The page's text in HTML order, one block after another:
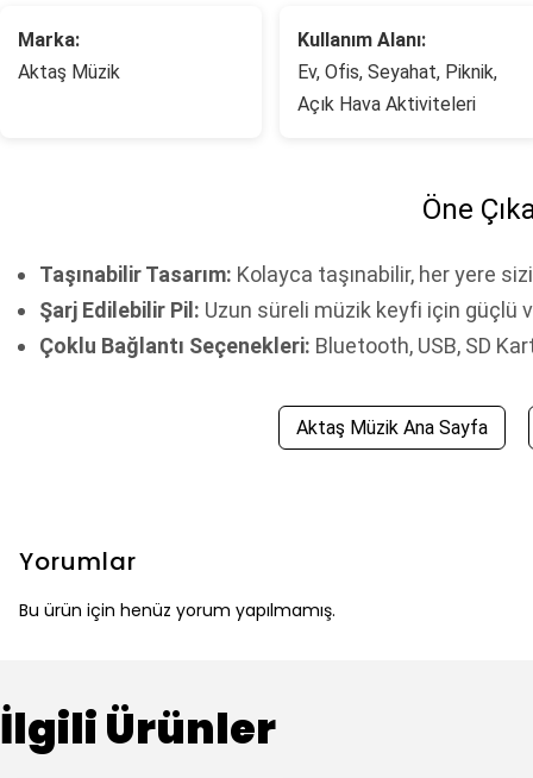
Marka:
Aktaş Müzik
Kullanım Alanı:
Ev, Ofis, Seyahat, Piknik,
Açık Hava Aktiviteleri
Öne
Taşınabilir Tasarım: Kolayca taşınabilir, her yere
Şarj Edilebilir Pil: Uzun süreli müzik keyfi için güçlü
Çoklu Bağlantı Seçenekleri: Bluetooth, USB, SD
Aktaş Müzik Ana Sayfa
Yorumlar
Bu ürün için henüz yorum yapılmamış.
İlgili Ürünler